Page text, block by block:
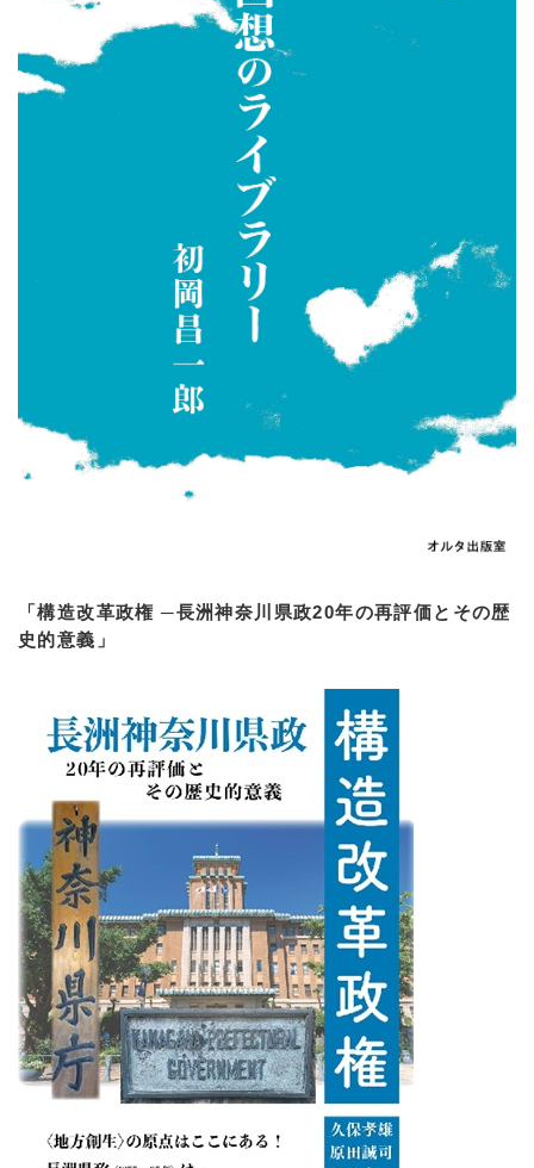
「構造改革政権 ─長洲神奈川県政20年の再評価とその歴
史的意義」